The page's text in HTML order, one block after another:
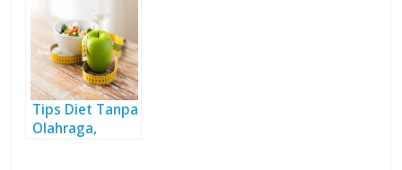
Tips Diet Tanpa
Olahraga,